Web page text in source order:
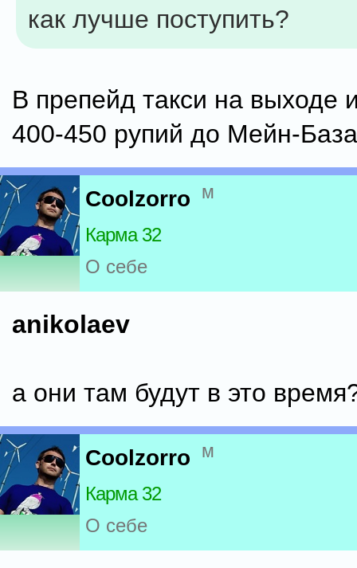
как лучше поступить?
В препейд такси на выходе
400-450 рупий до Мейн-
Coolzorro м
Карма 32
О себе
anikolaev
а они там будут в это
Coolzorro м
Карма 32
О себе